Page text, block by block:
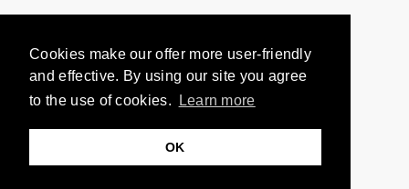
Cookies make our offer more user-friendly
and effective. By using our site you agree
to the use of cookies.
Learn more
OK